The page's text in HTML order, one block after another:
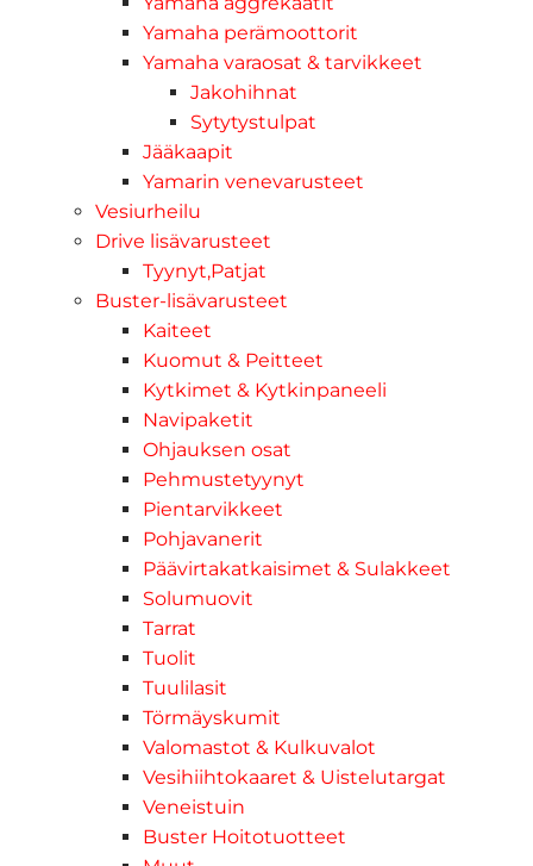
Yamaha perämoottorit
Yamaha varaosat & tarvikkeet
Jakohihnat
Sytytystulpat
Jääkaapit
Yamarin venevarusteet
Vesiurheilu
Drive lisävarusteet
Tyynyt,Patjat
Buster-lisävarusteet
Kaiteet
Kuomut & Peitteet
Kytkimet & Kytkinpaneeli
Navipaketit
Ohjauksen osat
Pehmustetyynyt
Pientarvikkeet
Pohjavanerit
Päävirtakatkaisimet & Sulakkeet
Solumuovit
Tarrat
Tuolit
Tuulilasit
Törmäyskumit
Valomastot & Kulkuvalot
Vesihiihtokaaret & Uistelutargat
Veneistuin
Buster Hoitotuotteet